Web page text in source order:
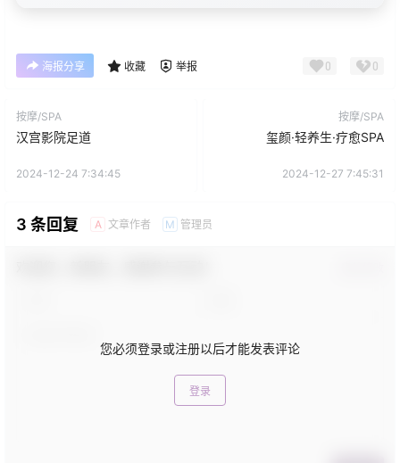
海报分享 收藏 举报 0 0
按摩/SPA
汉宫影院足道
2024-12-24 7:34:45
按摩/SPA
玺颜·轻养生·疗愈SPA
2024-12-27 7:45:31
3 条回复 A 文章作者 M 管理员
您必须登录或注册以后才能发表评论
登录